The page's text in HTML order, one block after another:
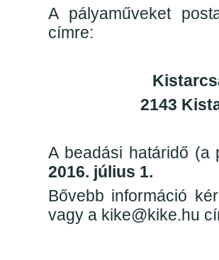
A pályaműveket
címre:
2143
A beadási határidő (a
2016. július 1.
Bővebb információ
vagy a kike@kike.hu